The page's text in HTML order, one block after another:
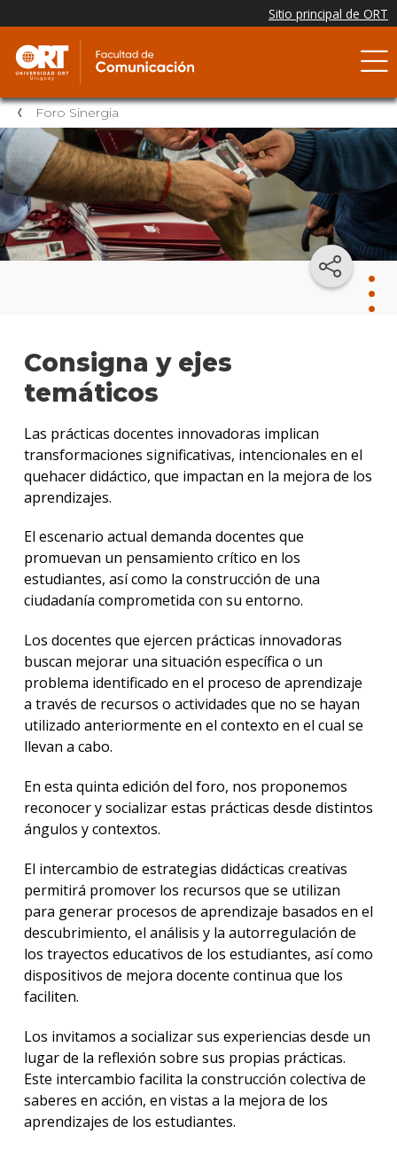
Foro Sinergia
Consigna y ejes
temáticos
Las prácticas docentes innovadoras implican
transformaciones significativas, intencionales en el
quehacer didáctico, que impactan en la mejora de los
aprendizajes.
El escenario actual demanda docentes que
promuevan un pensamiento crítico en los
estudiantes, así como la construcción de una
ciudadanía comprometida con su entorno.
Los docentes que ejercen prácticas innovadoras
buscan mejorar una situación específica o un
problema identificado en el proceso de aprendizaje
a través de recursos o actividades que no se hayan
utilizado anteriormente en el contexto en el cual se
llevan a cabo.
En esta quinta edición del foro, nos proponemos
reconocer y socializar estas prácticas desde distintos
ángulos y contextos.
El intercambio de estrategias didácticas creativas
permitirá promover los recursos que se utilizan
para generar procesos de aprendizaje basados en el
descubrimiento, el análisis y la autorregulación de
los trayectos educativos de los estudiantes, así como
dispositivos de mejora docente continua que los
faciliten.
Los invitamos a socializar sus experiencias desde un
lugar de la reflexión sobre sus propias prácticas.
Este intercambio facilita la construcción colectiva de
saberes en acción, en vistas a la mejora de los
aprendizajes de los estudiantes.